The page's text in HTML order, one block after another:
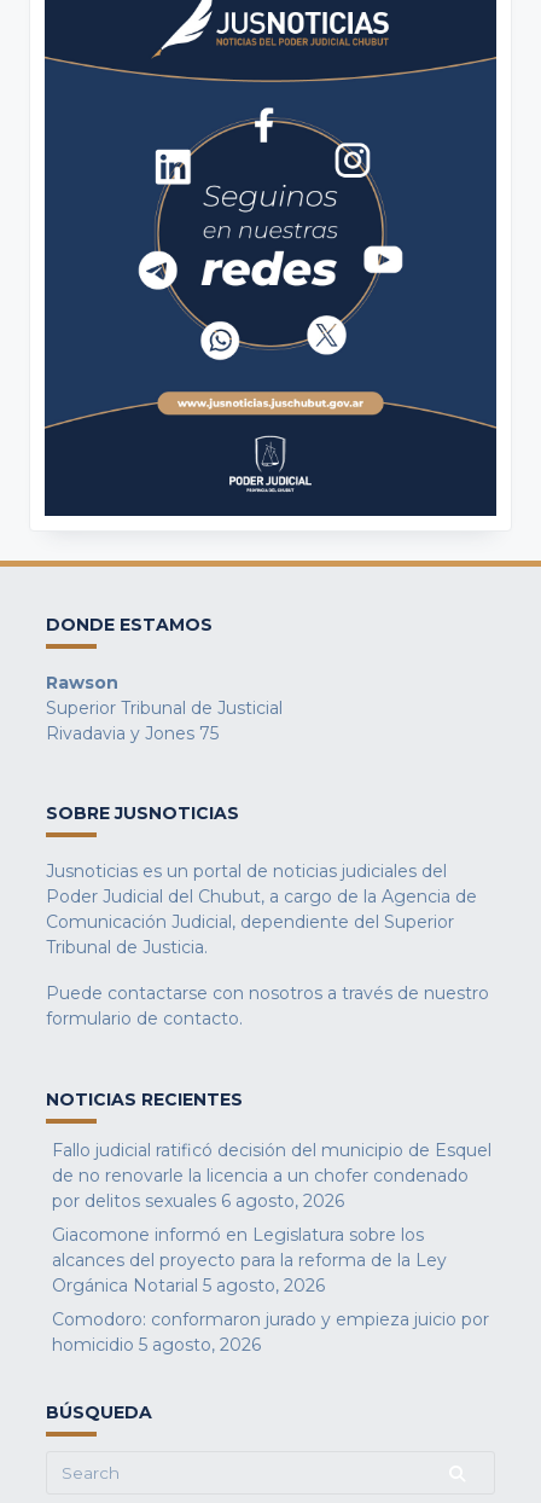
DONDE ESTAMOS
Rawson
Superior Tribunal de Justicial
Rivadavia y Jones 75
SOBRE JUSNOTICIAS
Jusnoticias es un portal de noticias judiciales del
Poder Judicial del Chubut, a cargo de la Agencia de
Comunicación Judicial, dependiente del Superior
Tribunal de Justicia.
Puede contactarse con nosotros a través de nuestro
formulario de contacto.
NOTICIAS RECIENTES
Fallo judicial ratificó decisión del municipio de Esquel
de no renovarle la licencia a un chofer condenado
por delitos sexuales 6 agosto, 2026
Giacomone informó en Legislatura sobre los
alcances del proyecto para la reforma de la Ley
Orgánica Notarial 5 agosto, 2026
Comodoro: conformaron jurado y empieza juicio por
homicidio 5 agosto, 2026
BÚSQUEDA
Search